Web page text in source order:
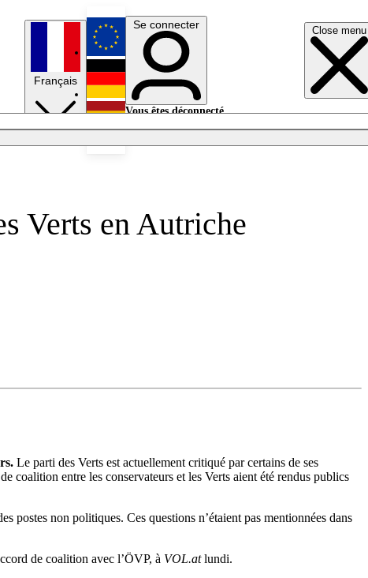
Close menu
Français
English
Deutsch
Se connecter
Vous êtes déconnecté.
Verts en Autriche
Le parti des Verts est actuellement critiqué par certains de ses
coalition entre les conservateurs et les Verts aient été rendus publics
postes non politiques. Ces questions n’étaient pas mentionnées dans
de coalition avec l’ÖVP, à VOL.atlundi.